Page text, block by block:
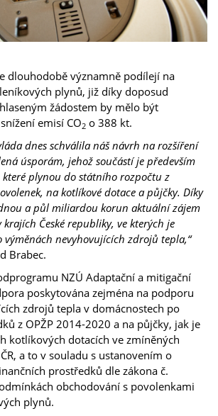
dlouhodobě významně podílejí na
plynů, již díky doposud
žádostem by mělo být
emisí CO2 o 388 kt.
dnes schválila náš návrh na rozšíření
úsporám, jehož součástí je především
plynou do státního rozpočtu z
na kotlíkové dotace a půjčky. Díky
a půl miliardou korun aktuální zájem
České republiky, ve kterých je
výměnách nevyhovujících zdrojů tepla,“
Brabec.
NZÚ Adaptační a mitigační
poskytována zejména na podporu
zdrojů tepla v domácnostech po
z OPŽP 2014-2020 a na půjčky, jak je
kotlíkových dotacích ve zmíněných
a to v souladu s ustanovením o
prostředků dle zákona č.
obchodování s povolenkami
plynů.